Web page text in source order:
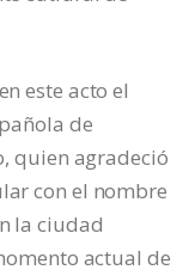
este acto el
de
quien agradeció
con el nombre
la ciudad
actual de